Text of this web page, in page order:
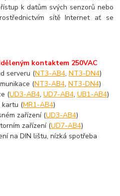
k datům svých senzorů nebo
sítě Internet ať se
kontaktem 250VAC
serveru (NT3-AB4,NT3-DN4)
(NT3-AB4,NT3-DN4)
(UD3-AB4,UD7-AB4,UB1-AB4)
kartu (MR1-AB4)
zařízení (UD3-AB4)
zařízení (UD7-AB4)
na DIN lištu, nízká spotřeba